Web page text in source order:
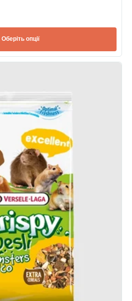
Оберіть опції